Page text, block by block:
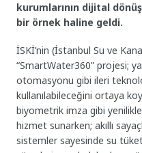
kurumlarının dijital
bir örnek haline geldi.
İSKİ’nin (İstanbul Su ve
“SmartWater360” projesi;
otomasyonu gibi ileri
kullanılabileceğini ortaya
biyometrik imza gibi
hizmet sunarken; akıllı
sistemler sayesinde su